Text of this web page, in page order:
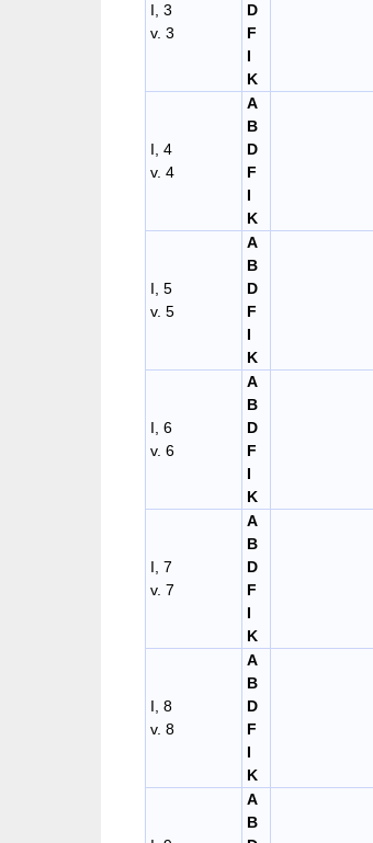
I, 3
v. 3
D
F
I
K
I, 4
v. 4
A
B
D
F
I
K
I, 5
v. 5
A
B
D
F
I
K
I, 6
v. 6
A
B
D
F
I
K
I, 7
v. 7
A
B
D
F
I
K
I, 8
v. 8
A
B
D
F
I
K
A
B